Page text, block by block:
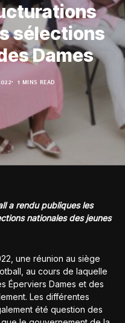
sélections
Dames
1 MINS READ
a rendu publiques les
nationales des jeunes
une réunion au siège
au cours de laquelle
Éperviers Dames et des
Les différentes
été question des